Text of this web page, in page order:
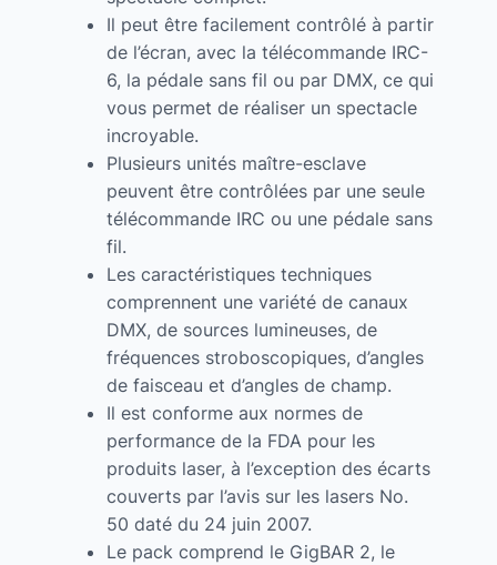
Il peut être facilement contrôlé à partir
de l’écran, avec la télécommande IRC-
6, la pédale sans fil ou par DMX, ce qui
vous permet de réaliser un spectacle
incroyable.
Plusieurs unités maître-esclave
peuvent être contrôlées par une seule
télécommande IRC ou une pédale sans
fil.
Les caractéristiques techniques
comprennent une variété de canaux
DMX, de sources lumineuses, de
fréquences stroboscopiques, d’angles
de faisceau et d’angles de champ.
Il est conforme aux normes de
performance de la FDA pour les
produits laser, à l’exception des écarts
couverts par l’avis sur les lasers No.
50 daté du 24 juin 2007.
Le pack comprend le GigBAR 2, le